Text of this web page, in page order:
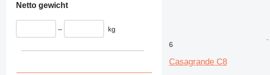
Netto gewicht
– kg
6
Casagrande C8